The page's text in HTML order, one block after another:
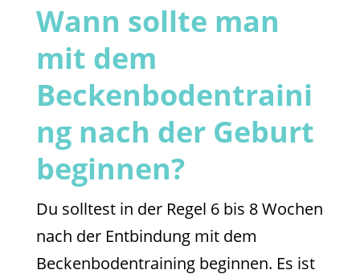
Wann sollte man
mit dem
Beckenbodentraini
ng nach der Geburt
beginnen?
Du solltest in der Regel 6 bis 8 Wochen
nach der Entbindung mit dem
Beckenbodentraining beginnen. Es ist